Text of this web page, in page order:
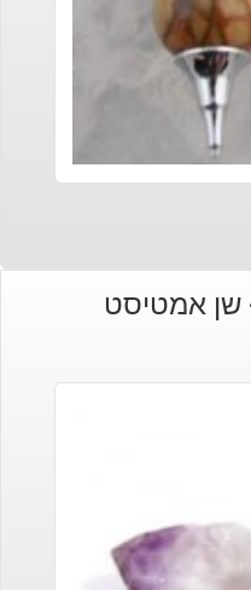
אמטיסט